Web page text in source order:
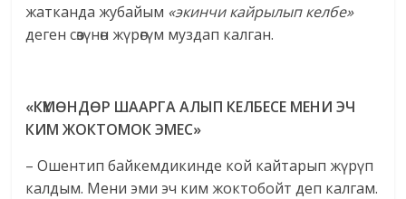
жатканда жубайым «экинчи кайрылып келбе»
деген сөзүнөн жүрөгүм муздап калган.
«КҮМӨНДӨР ШААРГА АЛЫП КЕЛБЕСЕ МЕНИ ЭЧ
КИМ ЖОКТОМОК ЭМЕС»
– Ошентип байкемдикинде кой кайтарып жүрүп
калдым. Мени эми эч ким жоктобойт деп калгам.